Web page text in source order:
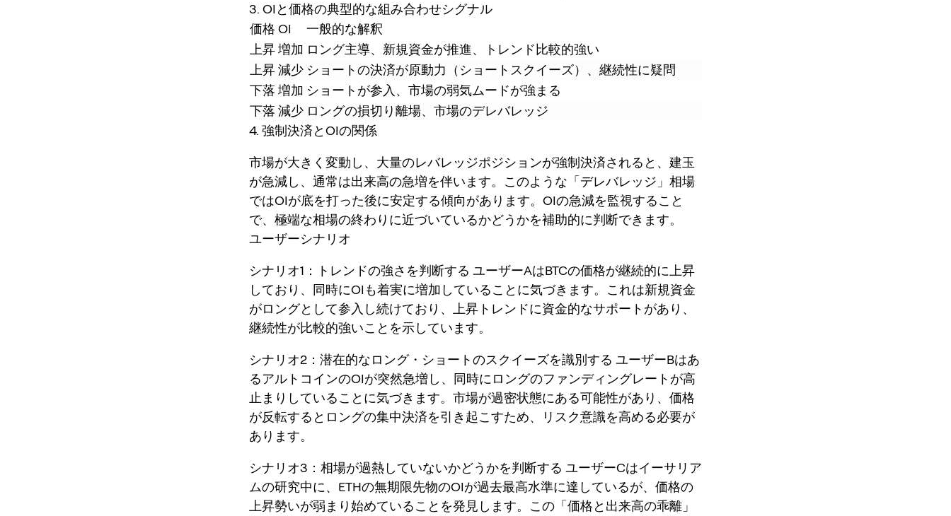
3. OIと価格の典型的な組み合わせシグナル
価格 OI
一般的な解釈
上昇増加 ロング主導、新規資金が推進、トレンド比較的強い
上昇減少 ショートの決済が原動力（ショートスクイーズ）、継続性に疑問
下落 増加 ショートが参入、市場の弱気ムードが強まる
下落 減少 ロングの損切り離場、市場のデレバレッジ
4. 強制決済とOIの関係
市場が大きく変動し、大量のレバレッジポジションが強制決済されると、建玉
が急減し、通常は出来高の急増を伴います。このような「デレバレッジ」相場
ではOIが底を打った後に安定する傾向があります。OIの急減を監視すること
で、極端な相場の終わりに近づいているかどうかを補助的に判断できます。
ユーザーシナリオ
シナリオ1：トレンドの強さを判断する ユーザーAはBTCの価格が継続的に上昇
しており、同時にOIも着実に増加していることに気づきます。これは新規資金
がロングとして参入し続けており、上昇トレンドに資金的なサポートがあり、
継続性が比較的強いことを示しています。
シナリオ2：潜在的なロング・ショートのスクイーズを識別する ユーザーBはあ
るアルトコインのOIが突然急増し、同時にロングのファンディングレートが高
止まりしていることに気づきます。市場が過密状態にある可能性があり、価格
が反転するとロングの集中決済を引き起こすため、リスク意識を高める必要が
あります。
シナリオ3：相場が過熱していないかどうかを判断する ユーザーCはイーサリア
ムの研究中に、ETHの無期限先物のOIが過去最高水準に達しているが、価格の
上昇勢いが弱まり始めていることを発見します。この「価格と出来高の乖離」